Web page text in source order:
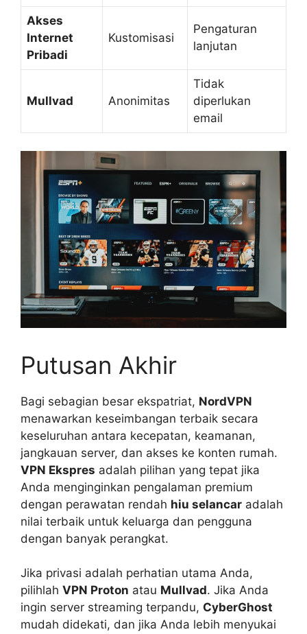
Akses
Internet
Pribadi
Kustomisasi
Pengaturan
lanjutan
Mullvad Anonimitas
Tidak
diperlukan
email
Putusan Akhir
Bagi sebagian besar ekspatriat, NordVPN
menawarkan keseimbangan terbaik secara
keseluruhan antara kecepatan, keamanan,
jangkauan server, dan akses ke konten rumah.
VPN Ekspres adalah pilihan yang tepat jika
Anda menginginkan pengalaman premium
dengan perawatan rendah hiu selancar adalah
nilai terbaik untuk keluarga dan pengguna
dengan banyak perangkat.
Jika privasi adalah perhatian utama Anda,
pilihlah VPN Proton atau Mullvad. Jika Anda
ingin server streaming terpandu, CyberGhost
mudah didekati, dan jika Anda lebih menyukai